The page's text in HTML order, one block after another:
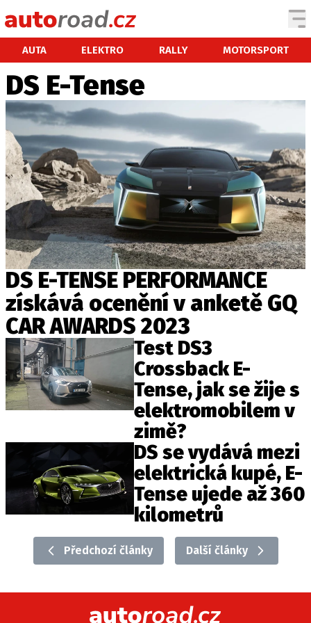
AUTA ELEKTRO RALLY MOTORSPORT
AUTA
TESTY AUT
NOVINKY
SPY
HISTORIE
ZAJÍMAVOSTI
TECHNIKA
EKONOMIKA
ČESKÝ TRH
TUNING
PROFI
ELEKTRO
NOVINKY ZE SVĚTA EV
TESTY ELEKTROMOBILŮ
TRH S ELEKTROMOBILY
RALLY
OSTATNÍ
TISKOVKY
ROZHOVORY
DAKAR
Z DOMOVA
ZE SVĚTA
MOTORSPORT
DS E-Tense
DS E-TENSE PERFORMANCE
získává ocenění v anketě GQ
CAR AWARDS 2023
Test DS3
Crossback E-
Tense, jak se žije s
elektromobilem v
zimě?
DS se vydává mezi
elektrická kupé, E-
Tense ujede až 360
kilometrů
Předchozí články Další články